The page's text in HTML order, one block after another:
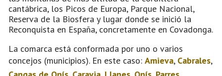
cantábrica, los Picos de Europa, Parque Nacional,
Reserva de la Biosfera y lugar donde se inició la
Reconquista en España, concretamente en Covadonga.
La comarca está conformada por uno o varios
concejos (municipios). En este caso: Amieva, Cabrales,